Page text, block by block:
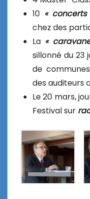
10 «
chez des
La «
sillonné du 23
de
des auditeurs
Le 20 mars,
Festival sur